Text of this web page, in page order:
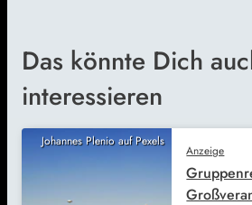
Das könnte Dich
interessieren
Johannes Plenio auf Pexels
Anzeige